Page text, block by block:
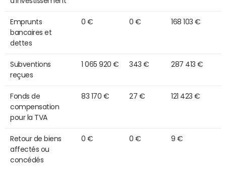
Emprunts
bancaires et
dettes
0 € 0 € 168 103 €
Subventions
reçues
1 065 920 € 343 € 287 413 €
Fonds de
compensation
pour la TVA
83 170 € 27 € 121 423 €
Retour de biens
affectés ou
concédés
0 € 0 € 9 €